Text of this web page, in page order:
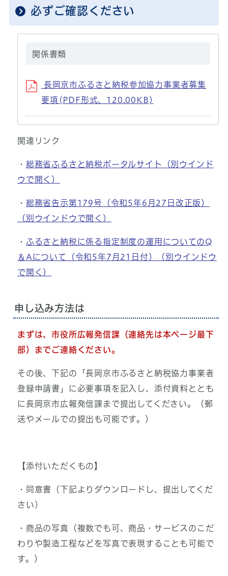
必ずご確認ください
関係書類
長岡京市ふるさと納税参加協力事業者募集
要項(PDF形式、120.00KB)
関連リンク
・ 総務省ふるさと納税ポータルサイト
（別ウインド
ウで開く）
・ 総務省告示第179号（令和5年6月27日改正版）
（別ウインドウで開く）
・ ふるさと納税に係る指定制度の運用についてのQ
＆Aについて（令和5年7月21日付）
（別ウインドウ
で開く）
申し込み方法は
まずは、市役所広報発信課（連絡先は本ページ最下
部）までご連絡ください。
その後、下記の「長岡京市ふるさと納税協力事業者
登録申請書」に必要事項を記入し、添付資料ととも
に長岡京市広報発信課まで提出してください。（郵
送やメールでの提出も可能です。）
【添付いただくもの】
・同意書（下記よりダウンロードし、提出してくだ
さい）
・商品の写真（複数でも可、商品・サービスのこだ
わりや製造工程などを写真で表現することも可能で
す。）